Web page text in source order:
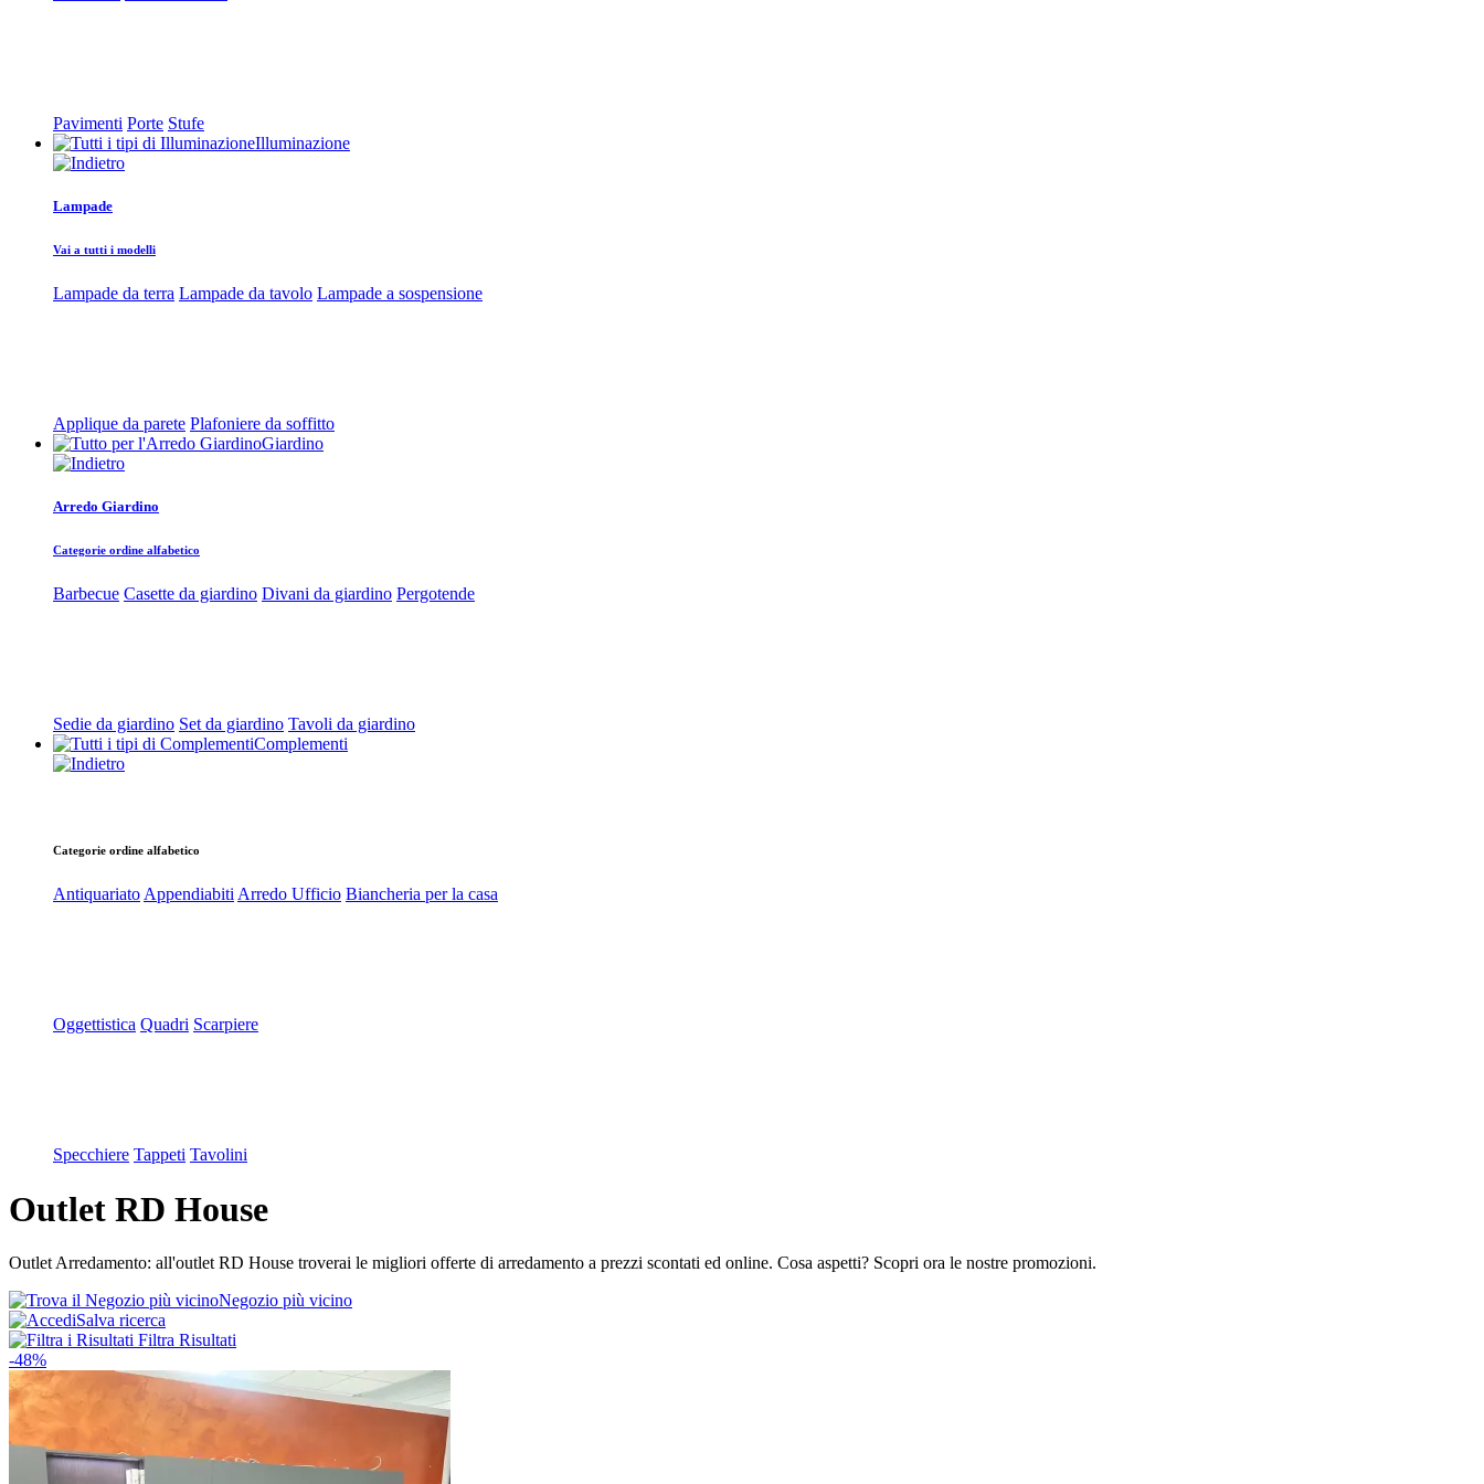
Pavimenti Porte Stufe
Illuminazione
Lampade
Vai a tutti i modelli
Lampade da terra Lampade da tavolo Lampade a sospensione
Applique da parete Plafoniere da soffitto
Giardino
Arredo Giardino
Categorie ordine alfabetico
Barbecue Casette da giardino Divani da giardino Pergotende
Sedie da giardino Set da giardino Tavoli da giardino
Complementi
Categorie ordine alfabetico
Antiquariato Appendiabiti Arredo Ufficio Biancheria per la casa
Oggettistica Quadri Scarpiere
Specchiere Tappeti Tavolini
Outlet RD House
Outlet Arredamento: all'outlet RD House troverai le migliori offerte di arredamento a prezzi scontati ed online. Cosa aspetti? Scopri ora le nostre promozioni.
Negozio più vicino
Salva ricerca
Filtra Risultati
-48%